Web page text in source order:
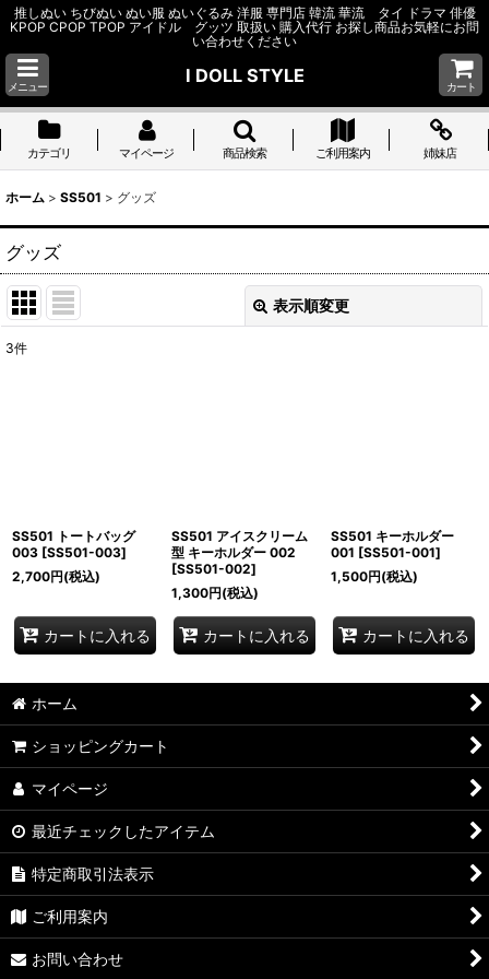
推しぬい ちびぬい ぬい服 ぬいぐるみ 洋服 専門店 韓流 華流 タイ ドラマ 俳優
KPOP CPOP TPOP アイドル グッツ 取扱い 購入代行 お探し商品お気軽にお問
い合わせください
メニュー
I DOLL STYLE
カート
カテゴリ マイページ 商品検索 ご利用案内 姉妹店
ホーム > SS501 > グッズ
グッズ
表示順変更
3件
SS501 トートバッグ
003 [SS501-003]
2,700円(税込)
カートに入れる
SS501 アイスクリーム
型 キーホルダー 002
[SS501-002]
1,300円(税込)
カートに入れる
SS501 キーホルダー
001 [SS501-001]
1,500円(税込)
カートに入れる
ホーム
ショッピングカート
マイページ
最近チェックしたアイテム
特定商取引法表示
ご利用案内
お問い合わせ